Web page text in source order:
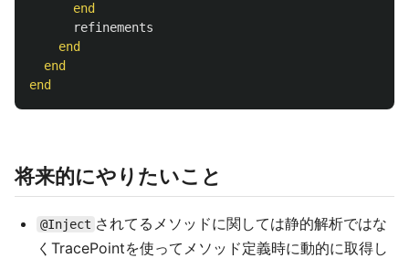
end
refinements
end
end
end
将来的にやりたいこと
@Inject されてるメソッドに関しては静的解析ではな
くTracePointを使ってメソッド定義時に動的に取得し